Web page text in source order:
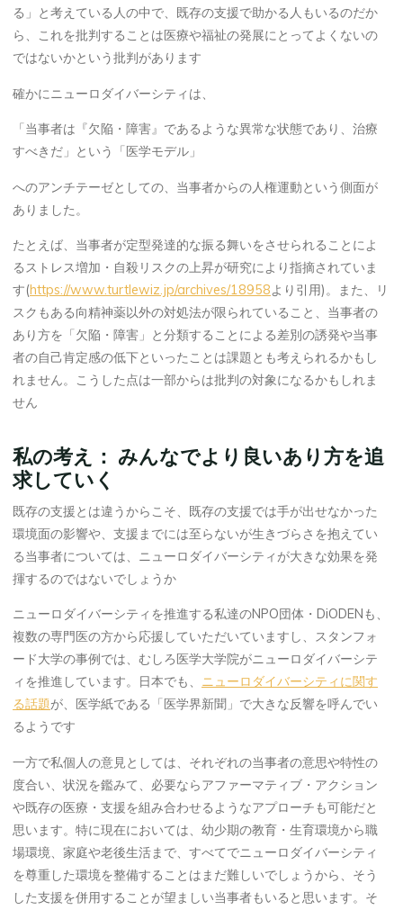
も非常に僅かに自閉傾向を持っているとも言えるかもしれませ
ん。
その意味では少数派の特性を持つ人にとって生きやすい、ニュ
生きやすい社会でもあると私は思います。
ただ、「定型発達の人同士の違いと発達特性の違いを同一視す
るような言論は、当事者の特性の違いによる生きづらさを軽視
で「特性が非定型な度合い」や生きづらさの度合いが違うこと
については留意する必要はあ
らの多様性も重要だと思っています。
る」と考えている人の中で、既存の支援で助かる人もいるのだか
ら、これを批判することは医療や福祉の発展にとってよくないの
ではないかという批判があります
確かにニューロダイバーシティは、
「当事者は『欠陥・障害』であるような異常な状態であり、治療
すべきだ」という「医学モデル」
へのアンチテーゼとしての、当事者からの人権運動という側面が
ありました。
たとえば、当事者が定型発達的な振る舞いをさせられることによ
るストレス増加・自殺リスクの上昇が研究により指摘されていま
す(https://www.turtlewiz.jp/archives/18958より引用)。また、リ
スクもある向精神薬以外の対処法が限られていること、当事者の
あり方を「欠陥・障害」と分類することによる差別の誘発や当事
者の自己肯定感の低下といったことは課題とも考えられるかもし
れません。こうした点は一部からは批判の対象になるかもしれま
せん
私の考え： みんなでより良いあり方を追
求していく
既存の支援とは違うからこそ、既存の支援では手が出せなかった
環境面の影響や、支援までには至らないが生きづらさを抱えてい
る当事者については、ニューロダイバーシティが大きな効果を発
揮するのではないでしょうか
ニューロダイバーシティを推進する私達のNPO団体・DiODENも、
複数の専門医の方から応援していただいていますし、スタンフォ
ード大学の事例では、むしろ医学大学院がニューロダイバーシテ
ィを推進しています。日本でも、 ニューロダイバーシティに関す
る話題が、医学紙である「医学界新聞」で大きな反響を呼んでい
るようです
一方で私個人の意見としては、それぞれの当事者の意思や特性の
度合い、状況を鑑みて、必要ならアファーマティブ・アクション
や既存の医療・支援を組み合わせるようなアプローチも可能だと
思います。特に現在においては、幼少期の教育・生育環境から職
場環境、家庭や老後生活まで、すべてでニューロダイバーシティ
を尊重した環境を整備することはまだ難しいでしょうから、そう
した支援を併用することが望ましい当事者もいると思います。そ